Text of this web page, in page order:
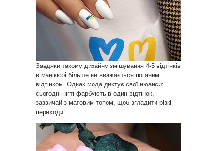
Завдяки такому дизайну змішування 4-5 відтінків
в манікюрі більше не вважається поганим
відтінком. Однак мода диктує свої нюанси:
сьогодні нігті фарбують в один відтінок,
зазвичай з матовим топом, щоб згладити різкі
переходи.